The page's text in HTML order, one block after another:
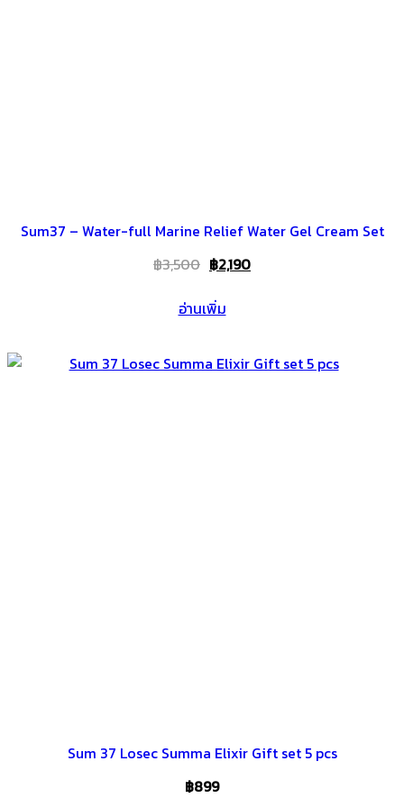
Sum37 – Water-full Marine Relief Water Gel Cream Set
฿3,500 Original
was:
฿2,190Current
อ่านเพิ่ม
Sum 37 Losec Summa Elixir Gift set 5 pcs
฿899